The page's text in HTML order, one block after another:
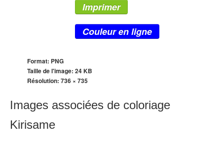
Imprimer
Couleur en ligne
Format: PNG
Taille de l'image: 24 KB
Résolution: 736 × 735
Images associées de coloriage
Kirisame